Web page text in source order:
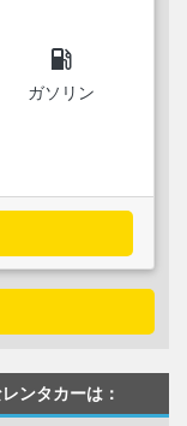
local_gas_station
ガソリン
ンタカーは：